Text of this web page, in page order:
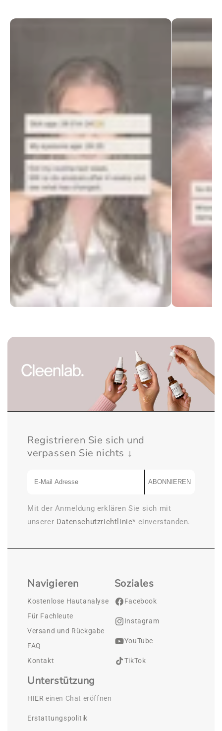
Registrieren Sie sich und
verpassen Sie nichts ↓
ABONNIEREN
Mit der Anmeldung erklären Sie sich mit
unserer Datenschutzrichtlinie* einverstanden.
Navigieren
Kostenlose Hautanalyse
Für Fachleute
Versand und Rückgabe
FAQ
Kontakt
Soziales
Facebook
Instagram
YouTube
TikTok
Unterstützung
HIER einen Chat eröffnen
Erstattungspolitik